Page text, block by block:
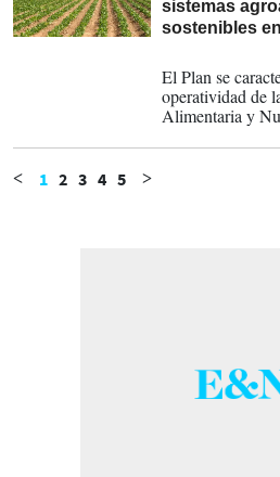
sistemas
sostenibles
El Plan se
operatividad de
Alimentaria y
incluyen las
< 1 2 3 4 5 >